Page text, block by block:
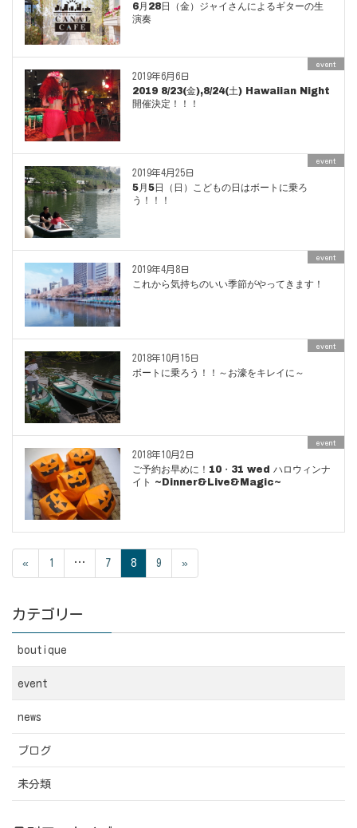
6月28日（金）ジャイさんによるギターの生
演奏
2019年6月6日
event
2019 8/23(金),8/24(土) Hawaiian Night
開催決定！！！
2019年4月25日
event
5月5日（日）こどもの日はボートに乗ろ
う！！！
2019年4月8日
event
これから気持ちのいい季節がやってきます！
2018年10月15日
event
ボートに乗ろう！！～お濠をキレイに～
2018年10月2日
event
ご予約お早めに！10・31 wed ハロウィンナ
イト ~Dinner&Live&Magic~
« 1 … 7 8 9 »
カテゴリー
boutique
event
news
ブログ
未分類